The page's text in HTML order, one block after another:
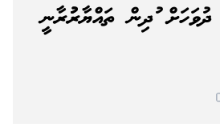
ކުދިން ތައްޔާރުކުރާނީ